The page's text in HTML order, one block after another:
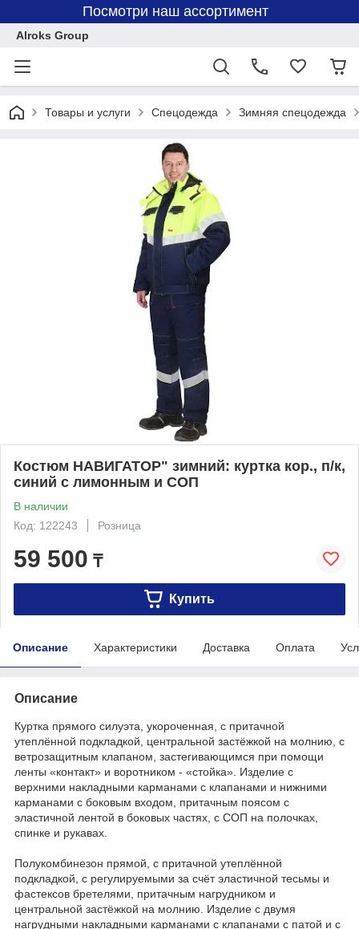
Посмотри наш ассортимент
Alroks Group
Товары и услуги Спецодежда Зимняя спецодежда
Костюм НАВИГАТОР" зимний: куртка кор., п/к,
синий с лимонным и СОП
В наличии
Код: 122243
Розница
59 500 ₸
Купить
Описание Характеристики Доставка Оплата
Описание
Куртка прямого силуэта, укороченная, с притачной
утеплённой подкладкой, центральной застёжкой на молнию, с
ветрозащитным клапаном, застегивающимся при помощи
ленты «контакт» и воротником - «стойка». Изделие с
верхними накладными карманами с клапанами и нижними
карманами с боковым входом, притачным поясом с
эластичной лентой в боковых частях, с СОП на полочках,
спинке и рукавах.
Полукомбинезон прямой, с притачной утеплённой
подкладкой, с регулируемыми за счёт эластичной тесьмы и
фастексов бретелями, притачным нагрудником и
центральной застёжкой на молнию. Изделие с двумя
нагрудными накладными карманами с клапанами с патой и с